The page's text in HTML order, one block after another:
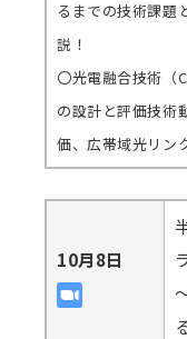
るまでの技術課題
説！
〇光電融合技術（
の設計と評価技術
価、広帯域光リン
10月8日